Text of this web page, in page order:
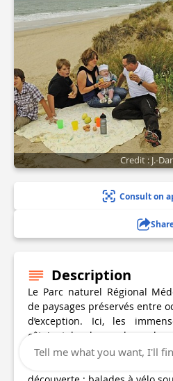
Credit : J.-
Consult on
Description
Le Parc naturel Régional
de paysages préservés entre
d’exception. Ici, les
côtoient les lacs calmes, les
châteaux prestigieux du
de nature et d’art de vivre,
Tell me what you want, I'll